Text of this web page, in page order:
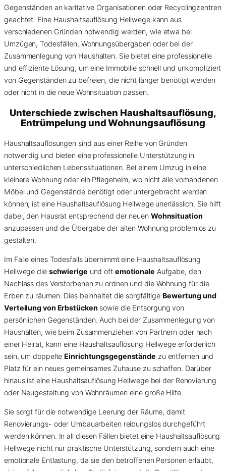
Gegenständen an karitative Organisationen oder Recyclingzentren
geachtet. Eine Haushaltsauflösung Hellwege kann aus
verschiedenen Gründen notwendig werden, wie etwa bei
Umzügen, Todesfällen, Wohnungsübergaben oder bei der
Zusammenlegung von Haushalten. Sie bietet eine professionelle
und effiziente Lösung, um eine Immobilie schnell und unkompliziert
von Gegenständen zu befreien, die nicht länger benötigt werden
oder nicht in die neue Wohnsituation passen.
Unterschiede zwischen Haushaltsauflösung,
Entrümpelung und Wohnungsauflösung
Haushaltsauflösungen sind aus einer Reihe von Gründen
notwendig und bieten eine professionelle Unterstützung in
unterschiedlichen Lebenssituationen. Bei einem Umzug in eine
kleinere Wohnung oder ein Pflegeheim, wo nicht alle vorhandenen
Möbel und Gegenstände benötigt oder untergebracht werden
können, ist eine Haushaltsauflösung Hellwege unerlässlich. Sie hilft
dabei, den Hausrat entsprechend der neuen Wohnsituation
anzupassen und die Übergabe der alten Wohnung problemlos zu
gestalten.
Im Falle eines Todesfalls übernimmt eine Haushaltsauflösung
Hellwege die schwierige und oft emotionale Aufgabe, den
Nachlass des Verstorbenen zu ordnen und die Wohnung für die
Erben zu räumen. Dies beinhaltet die sorgfältigeBewertung und
Verteilung von Erbstücken sowie die Entsorgung von
persönlichen Gegenständen. Auch bei der Zusammenlegung von
Haushalten, wie beim Zusammenziehen von Partnern oder nach
einer Heirat, kann eine Haushaltsauflösung Hellwege erforderlich
sein, um doppelteEinrichtungsgegenstände zu entfernen und
Platz für ein neues gemeinsames Zuhause zu schaffen. Darüber
hinaus ist eine Haushaltsauflösung Hellwege bei der Renovierung
oder Neugestaltung von Wohnräumen eine große Hilfe.
Sie sorgt für die notwendige Leerung der Räume, damit
Renovierungs- oder Umbauarbeiten reibungslos durchgeführt
werden können. In all diesen Fällen bietet eine Haushaltsauflösung
Hellwege nicht nur praktische Unterstützung, sondern auch eine
emotionale Entlastung, da sie den betroffenen Personen erlaubt,